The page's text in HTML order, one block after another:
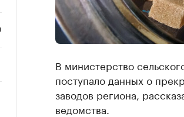
В министерство
поступало данных о
заводов региона,
ведомства.